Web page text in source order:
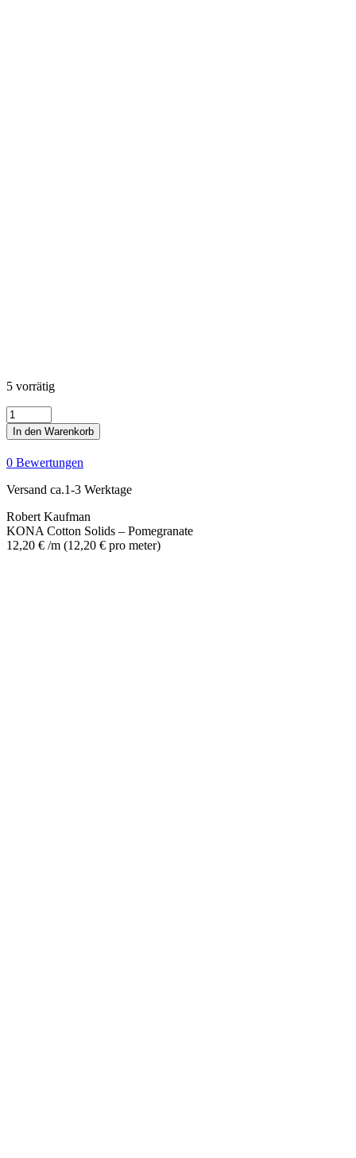
5 vorrätig
KONA
Cotton
Solids
-
Pomegranate
Menge
In den Warenkorb
0 Bewertungen
Versand ca.1-3 Werktage
Robert Kaufman
KONA Cotton Solids – Pomegranate
12,20 € /m (12,20 € pro meter)